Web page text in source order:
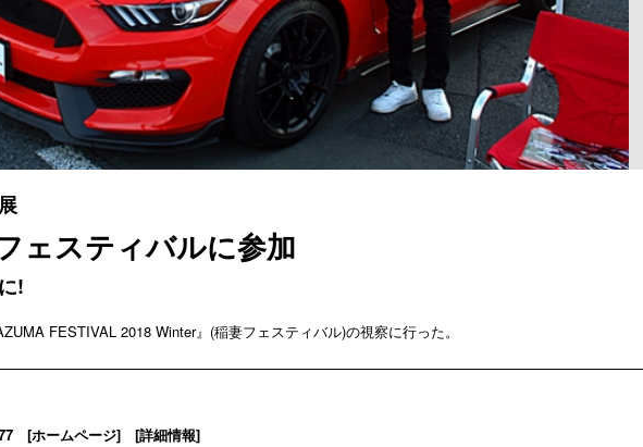
ェスティバルに参加
!
FESTIVAL 2018 Winter』(稲妻フェスティバル)の視察に行った。
[ホームページ] [詳細情報]